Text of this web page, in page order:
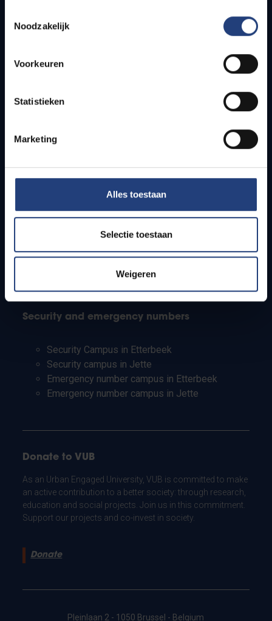
Noodzakelijk
Voorkeuren
Statistieken
Marketing
Alles toestaan
Selectie toestaan
Weigeren
Quick links
How to get to the VUB campuses
Students
PhD students
Teachers and secondary schools
Working students
Security and emergency numbers
Security Campus in Etterbeek
Security campus in Jette
Emergency number campus in Etterbeek
Emergency number campus in Jette
Donate to VUB
As an Urban Engaged University, VUB is committed to make
an active contribution to a better society: through research,
education and social projects. Join us in this commitment.
Support our projects and co-invest in society.
Donate
Pleinlaan 2 - 1050 Brussel - Belgium